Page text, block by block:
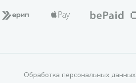
Обработка персональных данных